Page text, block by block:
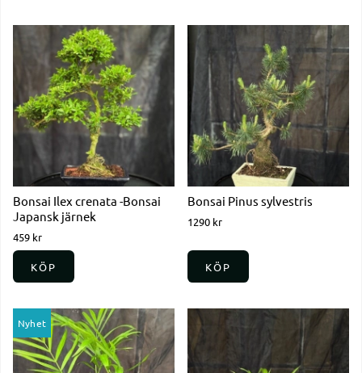
Bonsai Ilex crenata -Bonsai
Japansk järnek
459 kr
KÖP
Bonsai Pinus sylvestris
1290 kr
KÖP
Nyhet